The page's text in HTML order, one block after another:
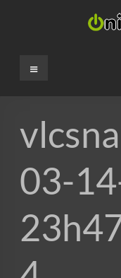
Onii-
Fansub
Menu
03-